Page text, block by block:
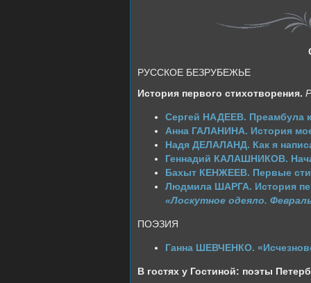
РУССКОЕ БЕЗРУБЕЖЬЕ
История первого стихотворения.
Сергей НАДЕЕВ. Преамбула
Анна ГАЛАНИНА. История
Надя ДЕЛАЛАНД. Как я
Геннадий КАЛАШНИКОВ.
Бахыт КЕНЖЕЕВ. Первые
Людмила ШАРГА. История
«Лоскутное одеяло.
ПОЭЗИЯ
Ганна ШЕВЧЕНКО.
В гостях у Гостиной: поэты